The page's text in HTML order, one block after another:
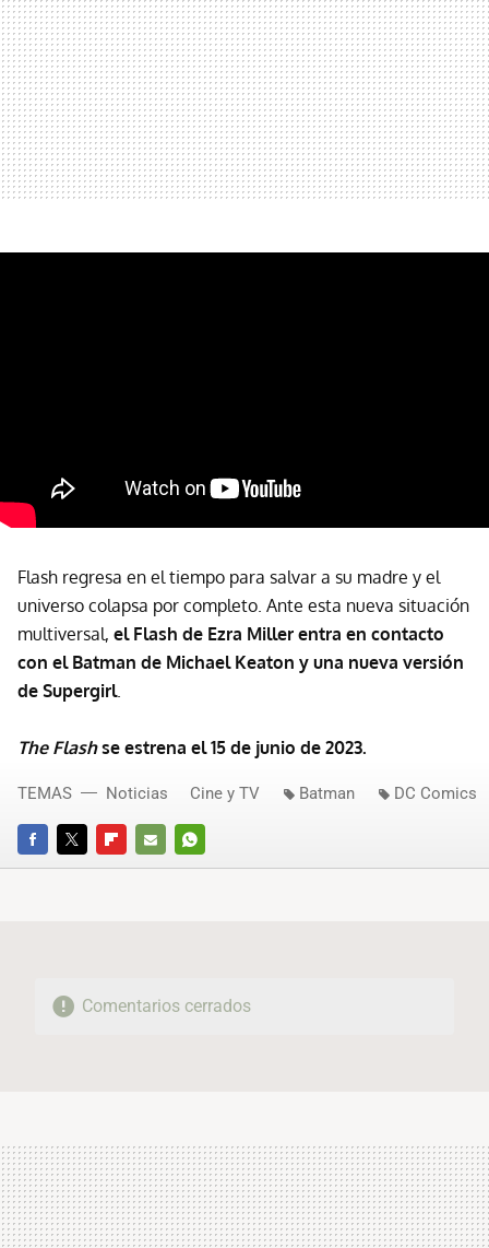
Flash regresa en el tiempo para salvar a su madre y el
universo colapsa por completo. Ante esta nueva situación
multiversal, el Flash de Ezra Miller entra en contacto
con el Batman de Michael Keaton y una nueva versión
de Supergirl.
The Flashse estrena el 15 de junio de 2023.
FACEBOOKTWITTERFLIPBOARD
E-
WHATSAPP
TEMAS Noticias Cine y TV Batman DC Comics
Comentarios cerrados